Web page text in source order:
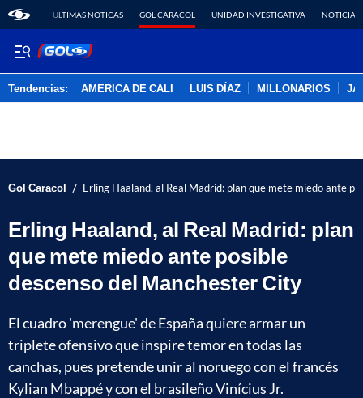
ÚLTIMAS NOTICAS GOL CARACOL UNIDAD INVESTIGATIVA NOTICIAS
Tendencias: AMERICA DE CALI LUIS DÍAZ MILLONARIOS
Gol Caracol / Erling Haaland, al Real Madrid: plan que mete miedo ante
Erling Haaland, al Real Madrid: plan
que mete miedo ante posible
descenso del Manchester City
El cuadro 'merengue' de España quiere armar un
triplete ofensivo que inspire temor en todas las
canchas, pues pretende unir al noruego con el francés
Kylian Mbappé y con el brasileño Vinícius Jr.